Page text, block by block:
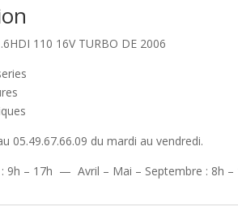
110 16V TURBO DE 2006
05.49.67.66.09 du mardi au vendredi.
9h – 17h — Avril – Mai – Septembre : 8h